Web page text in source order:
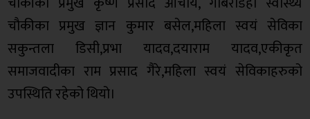
चौकीका प्रमुख ज्ञान कुमार बसेल,महिला स्वयं सेविका
सकुन्तला डिसी,प्रभा यादव,दयाराम यादव,एकीकृत
समाजवादीका राम प्रसाद गैरे,महिला स्वयं सेविकाहरुको
उपस्थिति रहेको थियो।